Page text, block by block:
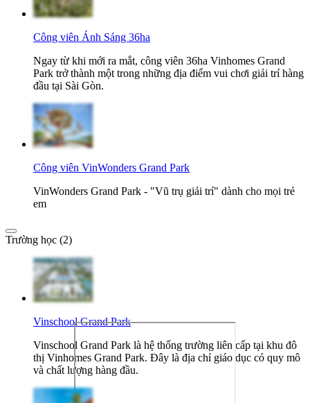
Công viên Ánh Sáng 36ha
Ngay từ khi mới ra mắt, công viên 36ha Vinhomes Grand
Park trở thành một trong những địa điểm vui chơi giải trí hàng
đầu tại Sài Gòn.
Công viên VinWonders Grand Park
VinWonders Grand Park - "Vũ trụ giải trí" dành cho mọi trẻ
em
Trường học (2)
Vinschool Grand Park
Vinschool Grand Park là hệ thống trường liên cấp tại khu đô
thị Vinhomes Grand Park. Đây là địa chỉ giáo dục có quy mô
và chất lượng hàng đầu.